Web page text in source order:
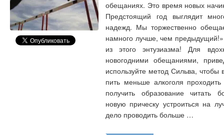
обещаниях. Это время новых
Предстоящий год выглядит
надежд. Мы торжественно
намного лучше, чем
из этого энтузиазма! Для
новогодними обещаниями,
используйте метод Сильва, чтобы
пить меньше алкоголя
получить образование читать
новую прическу устроиться на
дело проводить больше …